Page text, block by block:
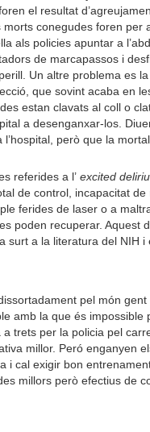
el resultat
conegudes foren per
als policies apuntar a
de marcapassos i
Un altre problema es
que sovint acaba en
estan clavats al coll o
a desenganxar-los.
però que la
referides a l’ excited
de control, incapacitat de
ferides de laser o a
poden recuperar. Aquest
surt a la literatura del NIH i
pel món gent
amb la que és impossible
trets per la policia pel
millor. Peró enganyen
i cal exigir bon
millors però efectius de